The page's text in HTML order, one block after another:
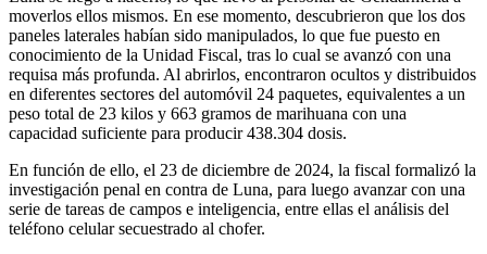
moverlos ellos mismos. En ese momento, descubrieron que los dos
paneles laterales habían sido manipulados, lo que fue puesto en
conocimiento de la Unidad Fiscal, tras lo cual se avanzó con una
requisa más profunda. Al abrirlos, encontraron ocultos y distribuidos
en diferentes sectores del automóvil 24 paquetes, equivalentes a un
peso total de 23 kilos y 663 gramos de marihuana con una
capacidad suficiente para producir 438.304 dosis.
En función de ello, el 23 de diciembre de 2024, la fiscal formalizó la
investigación penal en contra de Luna, para luego avanzar con una
serie de tareas de campos e inteligencia, entre ellas el análisis del
teléfono celular secuestrado al chofer.